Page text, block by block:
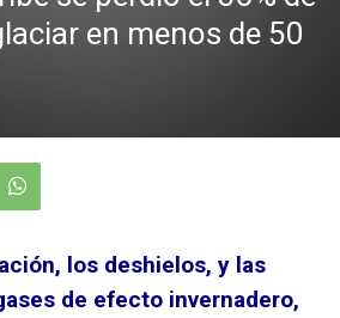
en menos de 50
los deshielos, y las
de efecto invernadero,